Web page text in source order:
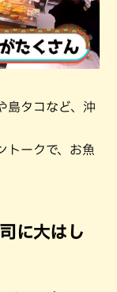
島タコなど、沖
トークで、お魚
に大はし